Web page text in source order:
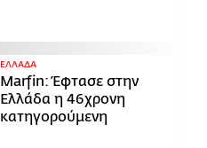
ΕΛΛΑΔΑ
Marfin: Έφτασε στην
Ελλάδα η 46χρονη
κατηγορούμενη